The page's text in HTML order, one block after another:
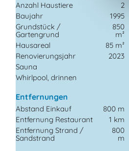
Anzahl Haustiere
2
Baujahr
1995
Grundstück /
Gartengrund
850
m²
Hausareal
85 m²
Renovierungsjahr
2023
Sauna
Whirlpool, drinnen
Entfernungen
Abstand Einkauf
800 m
Entfernung Restaurant
1 km
Entfernung Strand /
Sandstrand
800
m